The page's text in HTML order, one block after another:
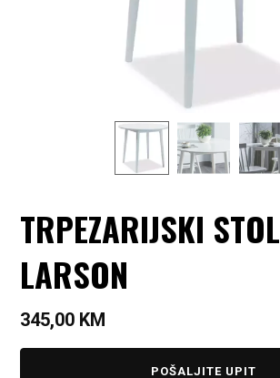
TRPEZARIJSKI STOL
LARSON
345,00 KM
POŠALJITE UPIT